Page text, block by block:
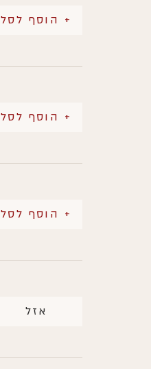
+ הוסף לסל
+ הוסף לסל
+ הוסף לסל
אזל